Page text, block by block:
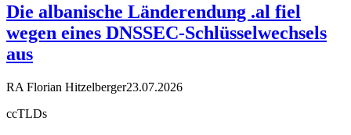
Die albanische Länderendung .al fiel
wegen eines DNSSEC-Schlüsselwechsels
aus
RA Florian Hitzelberger23.07.2026
ccTLDs